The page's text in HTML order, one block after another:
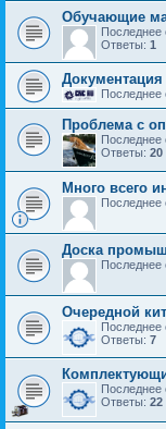
Обучающие
Последнее
Ответы: 1
Документация
Последнее
Проблема с
Последнее
Ответы: 20
Много всего
Доска
Очередной
Ответы: 7
Ответы: 22